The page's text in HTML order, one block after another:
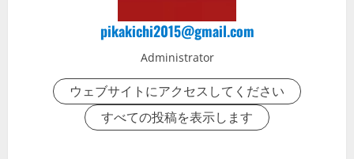
pikakichi2015@gmail.com
Administrator
ウェブサイトにアクセスしてください
すべての投稿を表示します